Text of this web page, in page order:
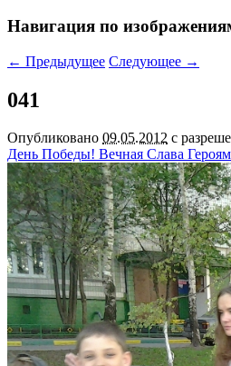
Навигация по
← Предыдущее Следующее →
041
Опубликовано 09.05.2012 с
День Победы! Вечная Слава